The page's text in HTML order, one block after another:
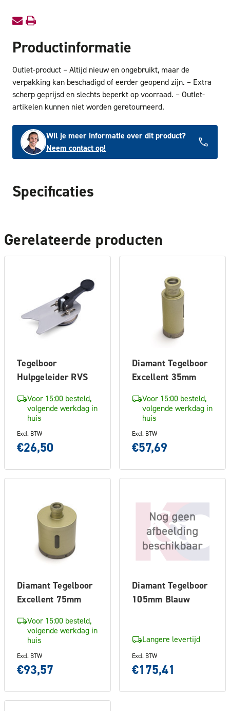
Productinformatie
Outlet-product – Altijd nieuw en ongebruikt, maar de
verpakking kan beschadigd of eerder geopend zijn. – Extra
scherp geprijsd en slechts beperkt op voorraad. – Outlet-
artikelen kunnen niet worden geretourneerd.
Wil je meer informatie over dit product?
Neem contact op!
Specificaties
Gerelateerde producten
Tegelboor
Hulpgeleider RVS
Voor 15:00 besteld,
volgende werkdag in
huis
Excl. BTW
€26,50
Diamant Tegelboor
Excellent 35mm
Voor 15:00 besteld,
volgende werkdag in
huis
Excl. BTW
€57,69
Diamant Tegelboor
Excellent 75mm
Voor 15:00 besteld,
volgende werkdag in
huis
Excl. BTW
€93,57
Diamant Tegelboor
105mm Blauw
Langere levertijd
Excl. BTW
€175,41